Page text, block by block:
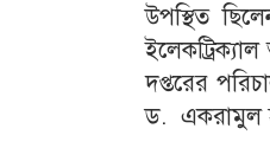
উপস্থিত
দপ্তরের
ড. একরামুল